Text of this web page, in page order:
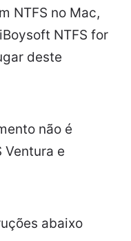
NTFS no Mac,
NTFS for
deste
não é
Ventura e
abaixo